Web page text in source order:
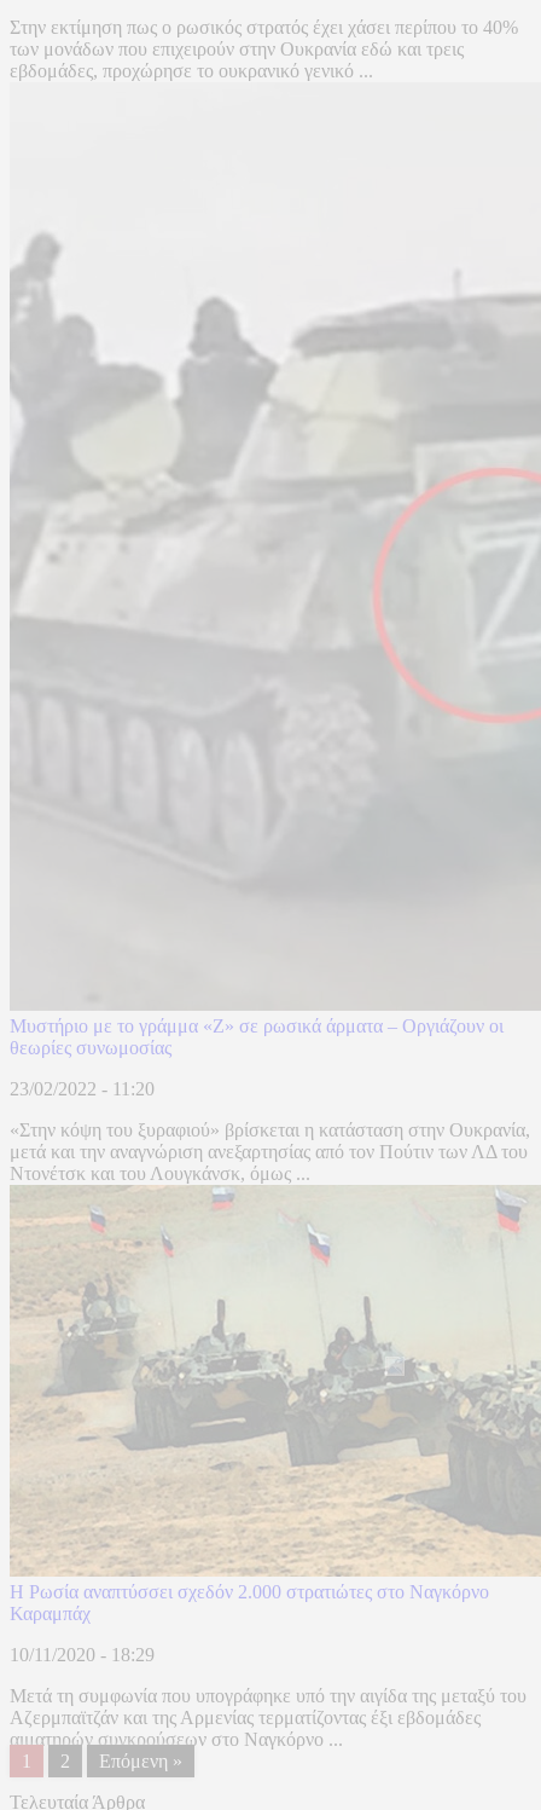
Στην εκτίμηση πως ο ρωσικός στρατός έχει χάσει περίπου το 40%
των μονάδων που επιχειρούν στην Ουκρανία εδώ και τρεις
εβδομάδες, προχώρησε το ουκρανικό γενικό ...
Μυστήριο με το γράμμα «Ζ» σε ρωσικά άρματα – Οργιάζουν οι
θεωρίες συνωμοσίας
23/02/2022 - 11:20
«Στην κόψη του ξυραφιού» βρίσκεται η κατάσταση στην Ουκρανία,
μετά και την αναγνώριση ανεξαρτησίας από τον Πούτιν των ΛΔ του
Ντονέτσκ και του Λουγκάνσκ, όμως ...
Η Ρωσία αναπτύσσει σχεδόν 2.000 στρατιώτες στο Ναγκόρνο
Καραμπάχ
10/11/2020 - 18:29
Μετά τη συμφωνία που υπογράφηκε υπό την αιγίδα της μεταξύ του
Αζερμπαϊτζάν και της Αρμενίας τερματίζοντας έξι εβδομάδες
αιματηρών συγκρούσεων στο Ναγκόρνο ...
1
2
Επόμενη »
Τελευταία Άρθρα